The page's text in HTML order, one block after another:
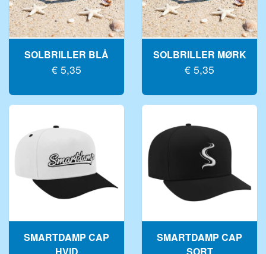
FLAVOURDROP AROMIPISARAT
BASE VÆSKE
FLAVOURBALL-TARVIKKEET
MIX-PULLOT
SOLBRILLER BLÅ
€ 5,35
SOLBRILLER MØRK
€ 5,35
SMARTDAMP CAP
SMARTDAMP CAP